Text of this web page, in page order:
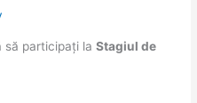
să participați laStagiul de